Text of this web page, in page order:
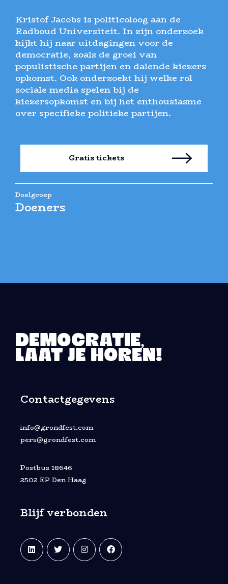
Kristof Jacobs is politicoloog aan de
Radboud Universiteit. In zijn onderzoek
kijkt hij naar uitdagingen voor de
democratie, zoals de groei van
populistische partijen en dalende kiezers
opkomst. Ook onderzoekt hij welke rol
sociale media spelen bij de
kiezersopkomst en bij het enthousiasme
over specifieke politieke partijen.
Gratis tickets
Doelgroep
Doeners
DEMOCRATIE,
LAAT JE HOREN!
Contactgegevens
info@grondfest.com
pers@grondfest.com
Postbus 18646
2502 EP Den Haag
Blijf verbonden